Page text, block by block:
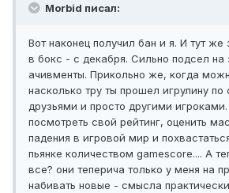
Morbid писал:
Вот наконец получил бан и я. И тут
в бокс - с декабря. Сильно подсел на
ачивменты. Прикольно же, когда
насколько тру ты прошел игрулину
друзьями и просто другими
посмотреть свой рейтинг, оценить
падения в игровой мир и
пьянке количеством gamescore.... А
все? они теперича только у меня на
набивать новые - смысла